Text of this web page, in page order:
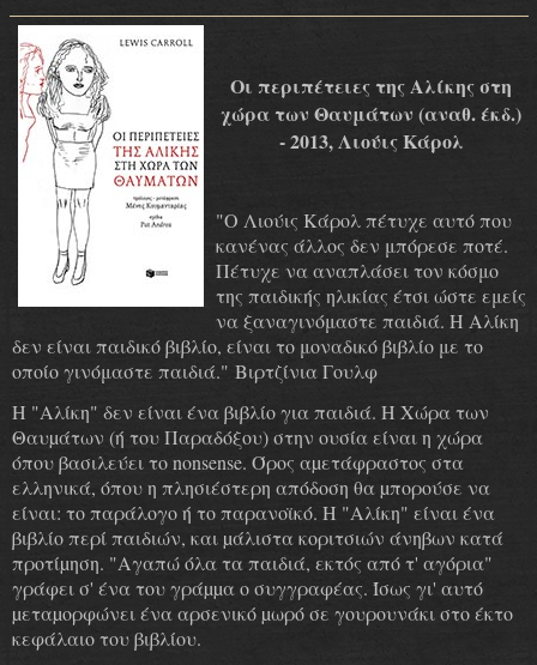
Οι περιπέτειες της Αλίκης στη
χώρα των Θαυμάτων (αναθ. έκδ.)
- 2013, Λιούις Κάρολ
"Ο Λιούις Κάρολ πέτυχε αυτό που
κανένας άλλος δεν μπόρεσε ποτέ.
Πέτυχε να αναπλάσει τον κόσμο
της παιδικής ηλικίας έτσι ώστε εμείς
να ξαναγινόμαστε παιδιά. Η Αλίκη
δεν είναι παιδικό βιβλίο, είναι το μοναδικό βιβλίο με το
οποίο γινόμαστε παιδιά."Βιρτζίνια Γουλφ
Η "Αλίκη" δεν είναι ένα βιβλίο για παιδιά. Η Χώρα των
Θαυµάτων (ή του Παραδόξου) στην ουσία είναι η χώρα
όπου βασιλεύει το nonsense. Όρος αµετάφραστος στα
ελληνικά, όπου η πλησιέστερη απόδοση θα µπορούσε να
είναι: το παράλογο ή το παρανοϊκό. Η "Αλίκη" είναι ένα
βιβλίο περί παιδιών, και µάλιστα κοριτσιών άνηβων κατά
προτίµηση. "Αγαπώ όλα τα παιδιά, εκτός από τ' αγόρια"
γράφει σ' ένα του γράµµα ο συγγραφέας. Ίσως γι' αυτό
µεταµορφώνει ένα αρσενικό µωρό σε γουρουνάκι στο έκτο
κεφάλαιο του βιβλίου.